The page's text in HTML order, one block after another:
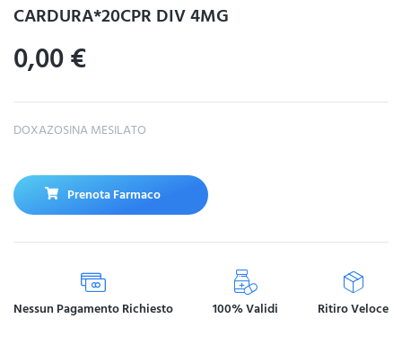
CARDURA*20CPR DIV 4MG
0,00€
DOXAZOSINA MESILATO
Prenota Farmaco
Nessun Pagamento Richiesto 100% Validi Ritiro Veloce